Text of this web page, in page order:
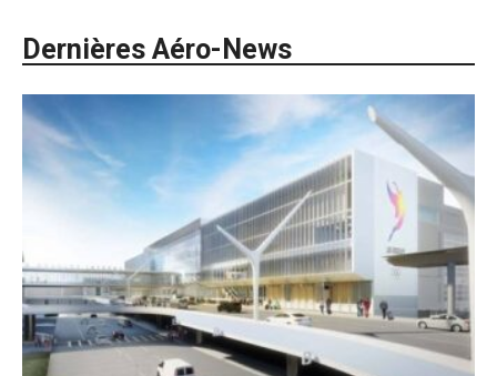
Dernières Aéro-News